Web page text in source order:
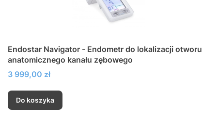
Endostar Navigator - Endometr do lokalizacji otworu
anatomicznego kanału zębowego
Cena
3 999,00 zł
Do koszyka